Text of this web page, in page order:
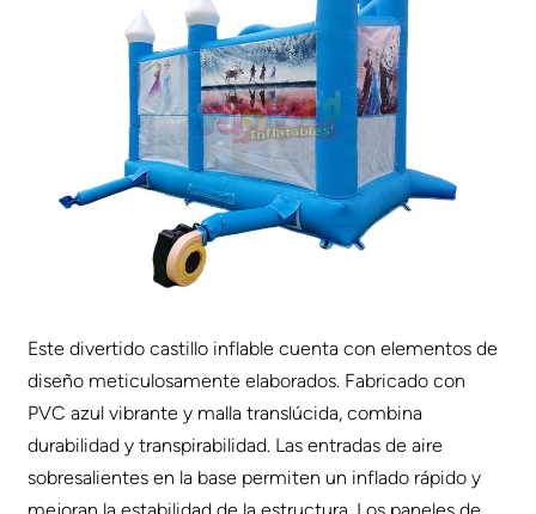
Este divertido castillo inflable cuenta con elementos de
diseño meticulosamente elaborados. Fabricado con
PVC azul vibrante y malla translúcida, combina
durabilidad y transpirabilidad. Las entradas de aire
sobresalientes en la base permiten un inflado rápido y